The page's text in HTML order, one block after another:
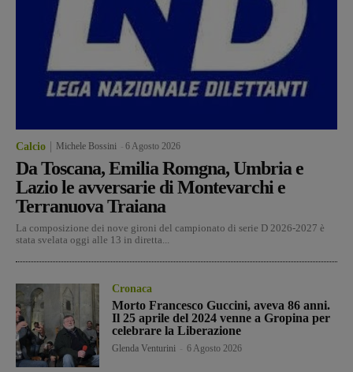
Calcio Michele Bossini 6 Agosto 2026
Da Toscana, Emilia Romgna, Umbria e
Lazio le avversarie di Montevarchi e
Terranuova Traiana
La composizione dei nove gironi del campionato di serie D 2026-2027 è
stata svelata oggi alle 13 in diretta...
Cronaca
Morto Francesco Guccini, aveva 86 anni.
Il 25 aprile del 2024 venne a Gropina per
celebrare la Liberazione
Glenda Venturini 6 Agosto 2026